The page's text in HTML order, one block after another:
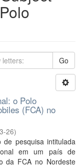
Go
o Polo
(FCA) no
26)
de pesquisa intitulada
em um país de
da FCA no Nordeste